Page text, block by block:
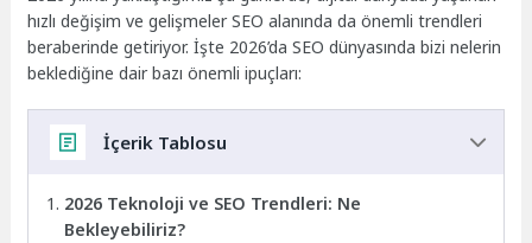
hızlı değişim ve gelişmeler SEO alanında da önemli trendleri
beraberinde getiriyor. İşte 2026’da SEO dünyasında bizi nelerin
beklediğine dair bazı önemli ipuçları:
İçerik Tablosu
2026 Teknoloji ve SEO Trendleri: Ne
Bekleyebiliriz?